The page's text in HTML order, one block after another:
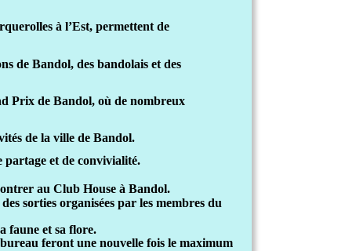
à l’Est, permettent de
de Bandol, des bandolais et des
Prix de Bandol, où de nombreux
de la ville de Bandol.
partage et de convivialité.
au Club House à Bandol.
sorties organisées par les membres du
faune et sa flore.
feront une nouvelle fois le maximum